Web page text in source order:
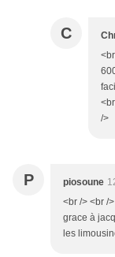
C
/>
P piosoune
<br /> <br /
grace à
les